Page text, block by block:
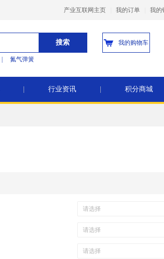
产业互联网主页 我的订单 我的
搜索
氮气弹簧
我的购物车
行业资讯 积分商城